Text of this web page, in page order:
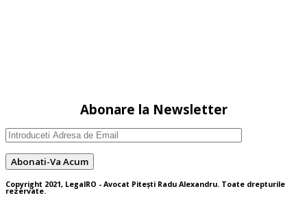
Abonare la Newsletter
Copyright 2021, LegalRO - Avocat Pitești Radu Alexandru. Toate drepturile
rezervate.